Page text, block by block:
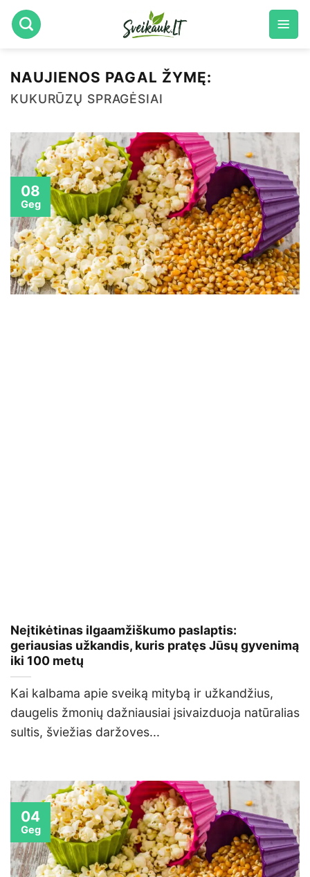
Skip
to
NAUJIENOS PAGAL ŽYMĘ:
KUKURŪZŲ SPRAGĖSIAI
Neįtikėtinas ilgaamžiškumo paslaptis:
geriausias užkandis, kuris pratęs Jūsų gyvenimą
iki 100 metų
Kai kalbama apie sveiką mitybą ir užkandžius,
daugelis žmonių dažniausiai įsivaizduoja natūralias
sultis, šviežias daržoves...
08
Geg
04
Geg